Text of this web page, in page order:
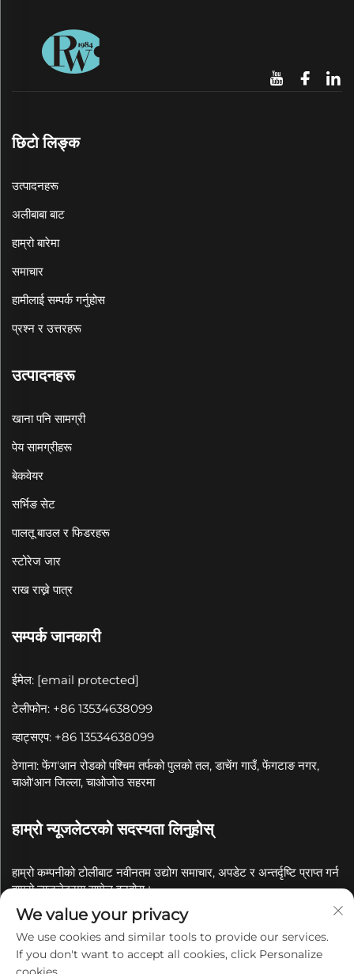
छिटो लिङ्क
उत्पादनहरू
अलीबाबा बाट
हाम्रो बारेमा
समाचार
हामीलाई सम्पर्क गर्नुहोस
प्रश्न र उत्तरहरू
उत्पादनहरू
खाना पनि सामग्री
पेय सामग्रीहरू
बेकवेयर
सर्भिङ सेट
पालतू बाउल र फिडरहरू
स्टोरेज जार
राख राख्ने पात्र
सम्पर्क जानकारी
ईमेल: [email protected]
टेलीफोन: +86 13534638099
व्हाट्सएप: +86 13534638099
ठेगाना: फेंग'आन रोडको पश्चिम तर्फको पुलको तल, डाचेंग गाउँ, फेंगटाङ नगर,
चाओ'आन जिल्ला, चाओजोउ सहरमा
हाम्रो न्यूजलेटरको सदस्यता लिनुहोस्
हाम्रो कम्पनीको टोलीबाट नवीनतम उद्योग समाचार, अपडेट र अन्तर्दृष्टि प्राप्त गर्न
हाम्रो न्यूजलेटरमा सामेल हुनुहोस्।
सदस्यता लिनुहोस्
We value your privacy
We use cookies and similar tools to provide our services.
If you don't want to accept all cookies, click Personalize